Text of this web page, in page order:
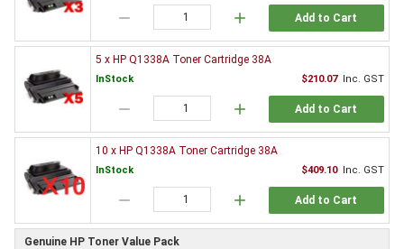
remove add Add to Cart
5 x HP Q1338A Toner Cartridge 38A
InStock $210.07 Inc. GST
remove add Add to Cart
10 x HP Q1338A Toner Cartridge 38A
InStock $409.10 Inc. GST
remove add Add to Cart
Genuine HP Toner Value Pack